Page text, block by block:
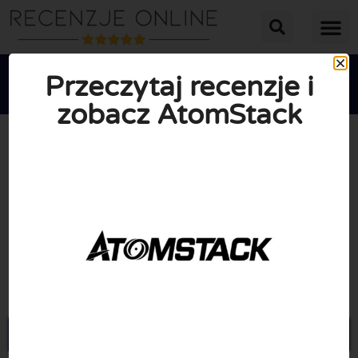

Przeczytaj recenzje i
zobacz AtomStack